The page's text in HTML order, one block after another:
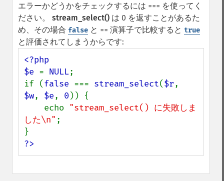
エラーかどうかをチェックするには === を使ってく
ださい。 stream_select() は 0 を返すことがあるた
め、その場合 false と == 演算子で比較すると true
と評価されてしまうからです:
<?php
$e = NULL;
if (false === stream_select($r
$w, $e, 0 )) {
    echo
"stream_select() に失敗しま
した\n" ;
?>